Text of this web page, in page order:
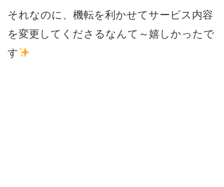
それなのに、機転を利かせてサービス内容
を変更してくださるなんて～嬉しかったで
す